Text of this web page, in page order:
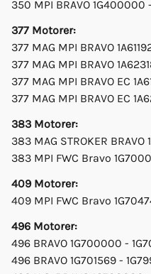
350 MPI BRAVO 1G400000
377 Motorer:
377 MAG MPI BRAVO
377 MAG MPI BRAVO
377 MAG MPI BRAVO EC
377 MAG MPI BRAVO EC
383 Motorer:
383 MAG STROKER
383 MPI FWC Bravo
409 Motorer:
409 MPI FWC Bravo
496 Motorer:
496 BRAVO 1G700000 -
496 BRAVO 1G701569 -